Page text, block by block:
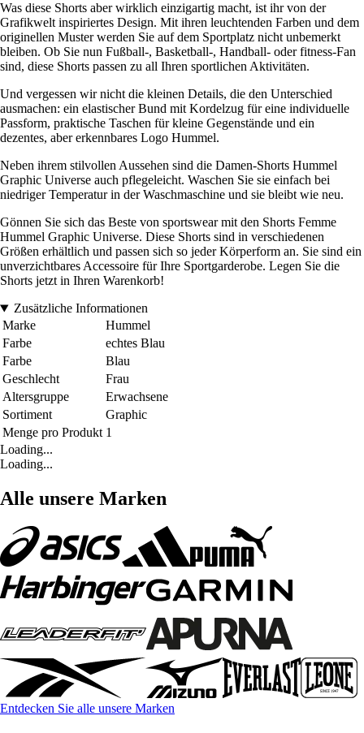
Was diese Shorts aber wirklich einzigartig macht, ist ihr von der
Grafikwelt inspiriertes Design. Mit ihren leuchtenden Farben und dem
originellen Muster werden Sie auf dem Sportplatz nicht unbemerkt
bleiben. Ob Sie nun Fußball-, Basketball-, Handball- oder fitness-Fan
sind, diese Shorts passen zu all Ihren sportlichen Aktivitäten.
Und vergessen wir nicht die kleinen Details, die den Unterschied
ausmachen: ein elastischer Bund mit Kordelzug für eine individuelle
Passform, praktische Taschen für kleine Gegenstände und ein
dezentes, aber erkennbares Logo Hummel.
Neben ihrem stilvollen Aussehen sind die Damen-Shorts Hummel
Graphic Universe auch pflegeleicht. Waschen Sie sie einfach bei
niedriger Temperatur in der Waschmaschine und sie bleibt wie neu.
Gönnen Sie sich das Beste von sportswear mit den Shorts Femme
Hummel Graphic Universe. Diese Shorts sind in verschiedenen
Größen erhältlich und passen sich so jeder Körperform an. Sie sind ein
unverzichtbares Accessoire für Ihre Sportgarderobe. Legen Sie die
Shorts jetzt in Ihren Warenkorb!
Zusätzliche Informationen
Marke
Hummel
Farbe
echtes Blau
Farbe
Blau
Geschlecht
Frau
Altersgruppe
Erwachsene
Sortiment
Graphic
Menge pro Produkt 1
Loading...
Loading...
Alle unsere Marken
Entdecken Sie alle unsere Marken